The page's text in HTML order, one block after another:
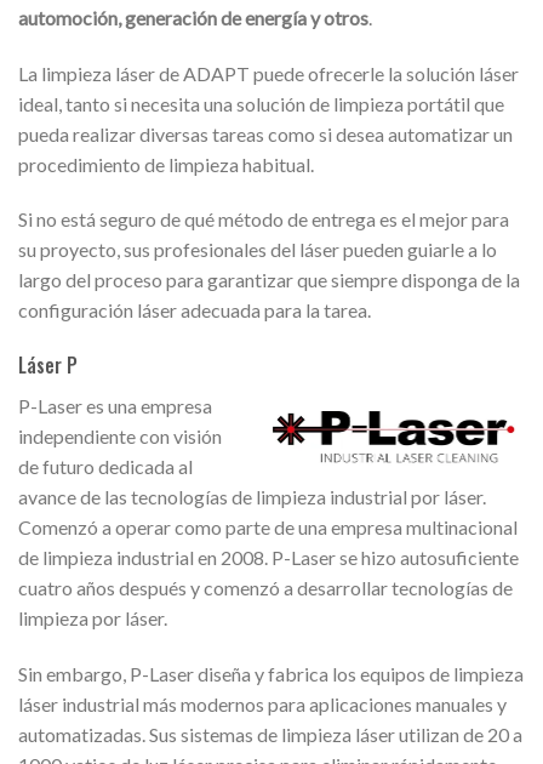
automoción, generación de energía y otros.
La limpieza láser de ADAPT puede ofrecerle la solución láser
ideal, tanto si necesita una solución de limpieza portátil que
pueda realizar diversas tareas como si desea automatizar un
procedimiento de limpieza habitual.
Si no está seguro de qué método de entrega es el mejor para
su proyecto, sus profesionales del láser pueden guiarle a lo
largo del proceso para garantizar que siempre disponga de la
configuración láser adecuada para la tarea.
Láser P
P-Laser es una empresa
independiente con visión
de futuro dedicada al
avance de las tecnologías de limpieza industrial por láser.
Comenzó a operar como parte de una empresa multinacional
de limpieza industrial en 2008. P-Laser se hizo autosuficiente
cuatro años después y comenzó a desarrollar tecnologías de
limpieza por láser.
Sin embargo, P-Laser diseña y fabrica los equipos de limpieza
láser industrial más modernos para aplicaciones manuales y
automatizadas. Sus sistemas de limpieza láser utilizan de 20 a